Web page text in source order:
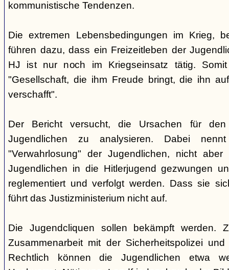
kommunistische Tendenzen.
Die extremen Lebensbedingungen im Krieg,
führen dazu, dass ein Freizeitleben der
HJ ist nur noch im Kriegseinsatz tätig.
"Gesellschaft, die ihm Freude bringt, die ihn
verschafft".
Der Bericht versucht, die Ursachen für den
Jugendlichen zu analysieren. Dabei
"Verwahrlosung" der Jugendlichen, nicht
Jugendlichen in die Hitlerjugend gezwungen
reglementiert und verfolgt werden. Dass sie
führt das Justizministerium nicht auf.
Die Jugendcliquen sollen bekämpft werden.
Zusammenarbeit mit der Sicherheitspolizei
Rechtlich können die Jugendlichen etwa